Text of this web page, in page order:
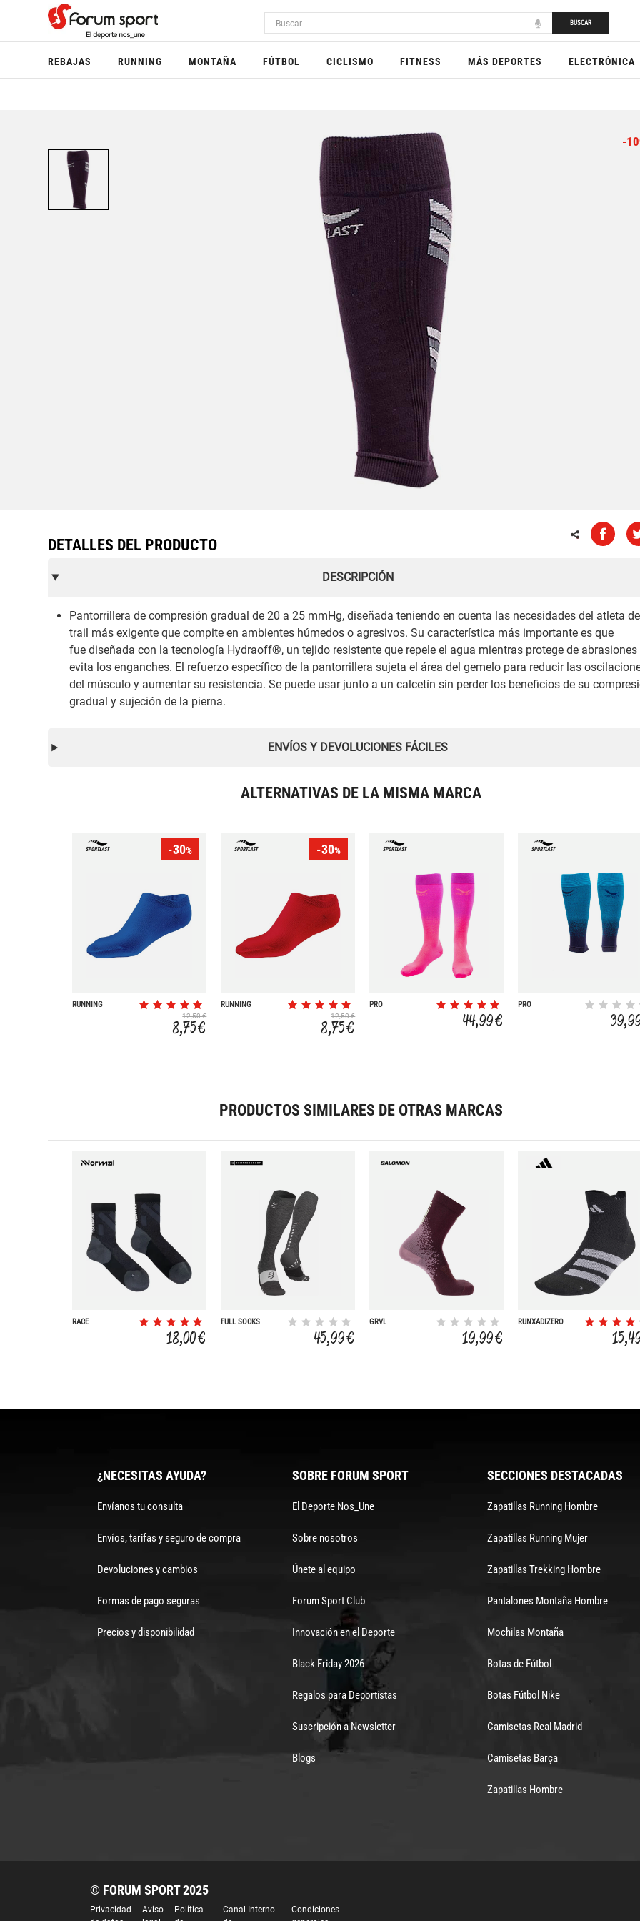
BUSCAR
REBAJAS RUNNING MONTAÑA FÚTBOL CICLISMO FITNESS MÁS DEPORTES ELECTRÓNICA
-10
DETALLES DEL PRODUCTO
DESCRIPCIÓN
Pantorrillera de compresión gradual de 20 a 25 mmHg, diseñada teniendo en cuenta las necesidades del atleta de
trail más exigente que compite en ambientes húmedos o agresivos. Su característica más importante es que
fue diseñada con la tecnología Hydraoff®, un tejido resistente que repele el agua mientras protege de abrasiones
evita los enganches. El refuerzo específico de la pantorrillera sujeta el área del gemelo para reducir las
del músculo y aumentar su resistencia. Se puede usar junto a un calcetín sin perder los beneficios de su
gradual y sujeción de la pierna.
ENVÍOS Y DEVOLUCIONES FÁCILES
ALTERNATIVAS DE LA MISMA MARCA
-30%
RUNNING
12,50 €
8,75 €
-30%
RUNNING
12,50 €
8,75 €
PRO
44,99 €
PRO
PRODUCTOS SIMILARES DE OTRAS MARCAS
RACE
18,00 €
FULL SOCKS
45,99 €
GRVL
19,99 €
RUNXADIZERO
¿NECESITAS AYUDA?
Envíanos tu consulta
Envíos, tarifas y seguro de compra
Devoluciones y cambios
Formas de pago seguras
Precios y disponibilidad
SOBRE FORUM SPORT
El Deporte Nos_Une
Sobre nosotros
Únete al equipo
Forum Sport Club
Innovación en el Deporte
Black Friday 2026
Regalos para Deportistas
Suscripción a Newsletter
Blogs
SECCIONES DESTACADAS
Zapatillas Running Hombre
Zapatillas Running Mujer
Zapatillas Trekking Hombre
Pantalones Montaña Hombre
Mochilas Montaña
Botas de Fútbol
Botas Fútbol Nike
Camisetas Real Madrid
Camisetas Barça
Zapatillas Hombre
© FORUM SPORT 2025
Privacidad
Aviso
Política
Canal Interno
Condiciones